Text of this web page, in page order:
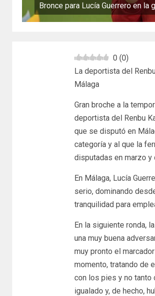
Bronce para Lucía Guerrero en la
0 (0)
La deportista del
Málaga
Gran broche a la
deportista del Renbu
que se disputó en
categoría y al que la
disputadas en marzo y
En Málaga, Lucía
serio, dominando
tranquilidad para
En la siguiente ronda,
una muy buena
muy pronto el
momento, tratando de
con los pies y no tanto
igualado y, de hecho,